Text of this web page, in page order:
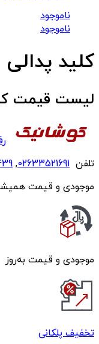
ناموجود
ناموجود
کلید پدالی
لیست قیمت
تلفن 02633521691
,
موجودی و قیمت
موجودی و قیمت به‌روز
تخفیف پلکانی